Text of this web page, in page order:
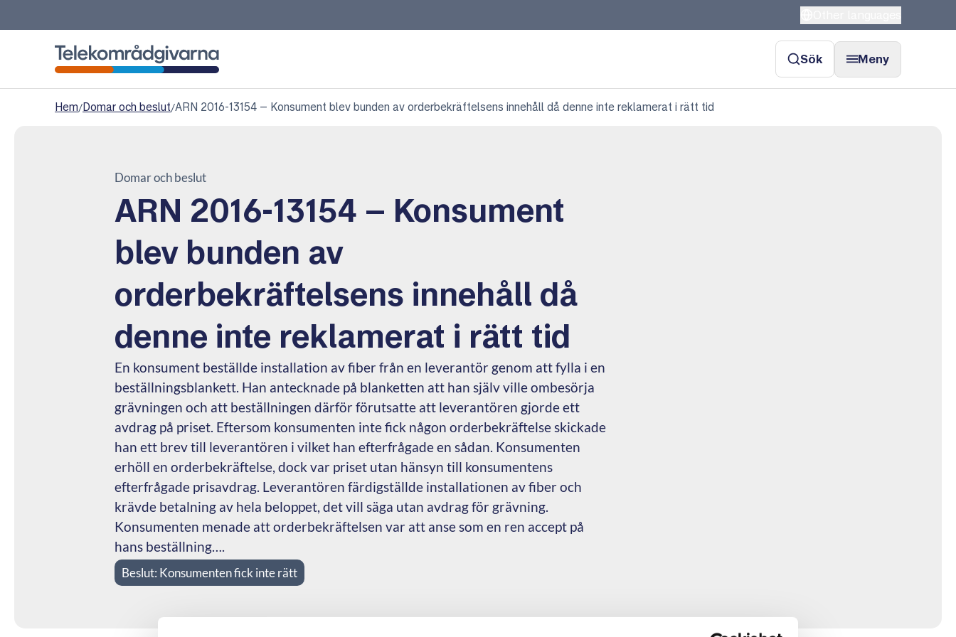
Sök Meny
Hem/Domar och beslut/ARN 2016-13154 – Konsument blev bunden av orderbekräftelsens innehåll då denne inte reklamerat i rätt tid
Domar och beslut
ARN 2016-13154 – Konsument
blev bunden av
orderbekräftelsens innehåll då
denne inte reklamerat i rätt tid
En konsument beställde installation av fiber från en leverantör genom att fylla i en
beställningsblankett. Han antecknade på blanketten att han själv ville ombesörja
grävningen och att beställningen därför förutsatte att leverantören gjorde ett
avdrag på priset. Eftersom konsumenten inte fick någon orderbekräftelse skickade
han ett brev till leverantören i vilket han efterfrågade en sådan. Konsumenten
erhöll en orderbekräftelse, dock var priset utan hänsyn till konsumentens
efterfrågade prisavdrag. Leverantören färdigställde installationen av fiber och
krävde betalning av hela beloppet, det vill säga utan avdrag för grävning.
Konsumenten menade att orderbekräftelsen var att anse som en ren accept på
hans beställning….
Beslut: Konsumenten fick inte rätt